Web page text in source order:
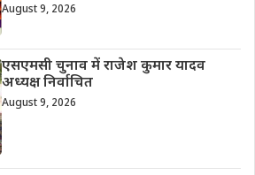
August 9, 2026
एसएमसी चुनाव में राजेश कुमार यादव
अध्यक्ष निर्वाचित
August 9, 2026